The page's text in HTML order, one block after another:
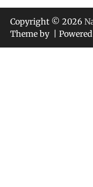
Copyright © 2026
Theme by
|